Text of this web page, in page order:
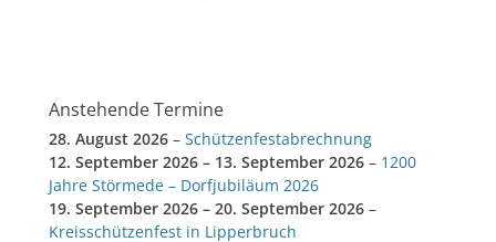
Anstehende Termine
28. August 2026 – Schützenfestabrechnung
12. September 2026 – 13. September 2026 – 1200
Jahre Störmede – Dorfjubiläum 2026
19. September 2026 – 20. September 2026 –
Kreisschützenfest in Lipperbruch